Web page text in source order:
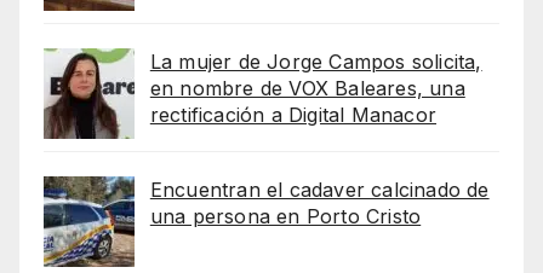
La mujer de Jorge Campos solicita,
en nombre de VOX Baleares, una
rectificación a Digital Manacor
Encuentran el cadaver calcinado de
una persona en Porto Cristo